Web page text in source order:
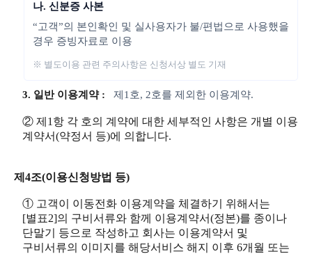
나. 신분증 사본
“고객”의 본인확인 및 실사용자가 불/편법으로 사용했을
경우 증빙자료로 이용
※ 별도이용 관련 주의사항은 신청서상 별도 기재
3. 일반 이용계약 : 제1호, 2호를 제외한 이용계약.
② 제1항 각 호의 계약에 대한 세부적인 사항은 개별 이용
계약서(약정서 등)에 의합니다.
제4조(이용신청방법 등)
① 고객이 이동전화 이용계약을 체결하기 위해서는
[별표2]의 구비서류와 함께 이용계약서(정본)를 종이나
단말기 등으로 작성하고 회사는 이용계약서 및
구비서류의 이미지를 해당서비스 해지 이후 6개월 또는